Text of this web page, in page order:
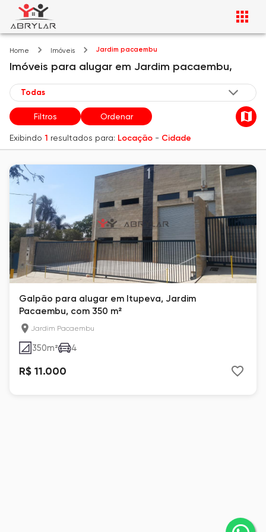
Home Imóveis Jardim pacaembu
Imóveis para alugar em Jardim pacaembu,
Filtros Ordenar
Exibindo 1 resultados para: Locação - Cidade
Galpão para alugar em Itupeva, Jardim
Pacaembu, com 350 m²
Jardim Pacaembu
350m² 4
R$ 11.000